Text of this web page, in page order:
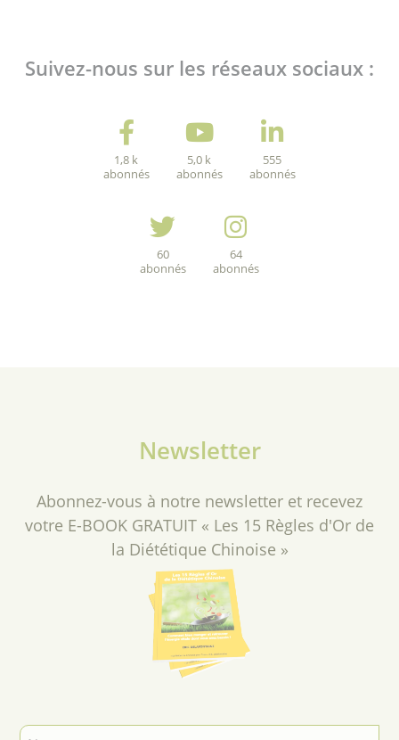
Suivez-nous sur les réseaux sociaux :
1,8 k
abonnés
5,0 k
abonnés
555
abonnés
60
abonnés
64
abonnés
Newsletter
Abonnez-vous à notre newsletter et recevez
votre E-BOOK GRATUIT « Les 15 Règles d'Or de
la Diététique Chinoise »